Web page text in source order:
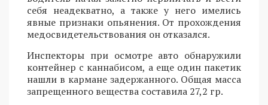
себя неадекватно, а также у него имелись
явные признаки опьянения. От прохождения
медосвидетельствования он отказался.
Инспекторы при осмотре авто обнаружили
контейнер с каннабисом, а еще один пакетик
нашли в кармане задержанного. Общая масса
запрещенного вещества составила 27,2 гр.